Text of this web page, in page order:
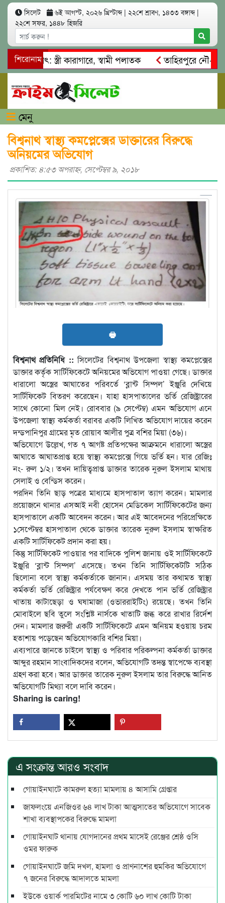
সিলেট ৬ই আগস্ট, ২০২৬ খ্রিস্টাব্দ | ২২শে শ্রাবণ, ১৪৩৩ বঙ্গাব্দ |
২২শে সফর, ১৪৪৮ হিজরি
শিরোনামস্ত্রী কারাগারে, স্বামী পলাতক
তাহিরপুরে নৌ-
মারধর
নগরীতে কোটি টাকার সম্পত্তি দখলের চেষ্টা:
মেনু
বিশ্বনাথ স্বাস্থ্য কমপ্লেক্সের ডাক্তারের বিরুদ্ধে
অনিয়মের অভিযোগ
প্রকাশিত: ৪:৫৩ অপরাহ্ণ, সেপ্টেম্বর ৯, ২০১৮
🖶
বিশ্বনাথ প্রতিনিধি :: সিলেটের বিশ্বনাথ উপজেলা স্বাস্থ্য কমপ্লেক্সের
ডাক্তার কর্তৃক সার্টিফিকেটে অনিয়মের অভিযোগ পাওয়া গেছে। ডাক্তার
ধারালো অস্ত্রের আঘাতের পরিবর্তে ‘ব্লান্ট সিম্পল’ ইঞ্জুরি দেখিয়ে
সার্টিফিকেট বিতরণ করেছেন। যাহা হাসপাতালের ভর্তি রেজিষ্ট্রারের
সাথে কোনো মিল নেই। রোববার (৯ সেপ্টেম্ব) এমন অভিযোগ এনে
উপজেলা স্বাস্থ্য কর্মকর্তা বরাবর একটি লিখিত অভিযোগ দায়ের করেন
দন্ডপানিপুর গ্রামের মৃত রোয়াব আলীর পুত্র বশির মিয়া (৩৬)।
অভিযোগে উল্লেখ, গত ৭ আগষ্ট প্রতিপক্ষের আক্রমনে ধারালো অস্ত্রের
আঘাতে আঘাতপ্রাপ্ত হয়ে স্বাস্থ্য কমপ্লেক্সে গিয়ে ভর্তি হন। যার রেজিঃ
নং- রুল ১/২। তখন দায়িত্বপ্রাপ্ত ডাক্তার তারেক নুরুল ইসলাম মাথায়
সেলাই ও বেন্ডিস করেন।
পরদিন তিনি ছাড় পত্রের মাধ্যমে হাসপাতাল ত্যাগ করেন। মামলার
প্রয়োজনে থানার এসআই নবী হোসেন মেডিকেল সার্টিফিকেটের জন্য
হাসপাতালে একটি আবেদন করেন। আর এই আবেদনের পরিপ্রেক্ষিতে
১সেপ্টেম্বর হাসপাতাল থেকে ডাক্তার তারেক নুরুল ইসলাম স্বাক্ষরিত
একটি সার্টিফিকেট প্রদান করা হয়।
কিন্তু সার্টিফিকেট পাওয়ার পর বাদিকে পুলিশ জানায় ওই সার্টিফিকেটে
ইঞ্জুরি ‘ব্লান্ট সিম্পল’ এসেছে। তখন তিনি সার্টিফিকেটটি সঠিক
ছিলোনা বলে স্বাস্থ্য কর্মকর্তাকে জানান। এসময় তার কথামত স্বাস্থ্য
কর্মকর্তা ভর্তি রেজিষ্ট্রার পর্যবেক্ষণ করে দেখতে পান ভর্তি রেজিষ্ট্রার
খাতায় কাটাছেড়া ও ঘষামাজা (ওভাররাইটিং) রয়েছে। তখন তিনি
মোবাইলে ছবি তুলে সংশ্লিষ্ট নার্সকে খাতাটি জব্ধ করে রাখার রির্দেশ
দেন। মামলার জরুরী একটি সার্টিফিকেটে এমন অনিয়ম হওয়ায় চরম
হতাশায় পড়েছেন অভিযোগকারি বশির মিয়া।
এব্যপারে জানতে চাইলে স্বাস্থ্য ও পরিবার পরিকল্পনা কর্মকর্তা ডাক্তার
আব্দুর রহমান সাংবাদিকদের বলেন, অভিযোগটি তদন্ত স্বাপেক্ষে ব্যবস্থা
গ্রহণ করা হবে। আর ডাক্তার তারেক নুরুল ইসলাম তার বিরুদ্ধে আনিত
অভিযোগটি মিথ্যা বলে দাবি করেন।
Sharing is caring!
এ সংক্রান্ত আরও সংবাদ
গোয়াইনঘাটে কামরুল হত্যা মামলায় ৪ আসামি গ্রেপ্তার
জাফলংয়ে এনজিওর ৬৪ লাখ টাকা আত্মসাতের অভিযোগে সাবেক
শাখা ব্যবস্থাপকের বিরুদ্ধে মামলা
গোয়াইনঘাট থানায় যোগদানের প্রথম মাসেই রেঞ্জের শ্রেষ্ঠ ওসি
ওমর ফারুক
গোয়াইনঘাটে জমি দখল, হামলা ও প্রাণনাশের হুমকির অভিযোগে
৭ জনের বিরুদ্ধে আদালতে মামলা
ইউকে ওয়ার্ক পারমিটের নামে ৩ কোটি ৬০ লাখ কোটি টাকা